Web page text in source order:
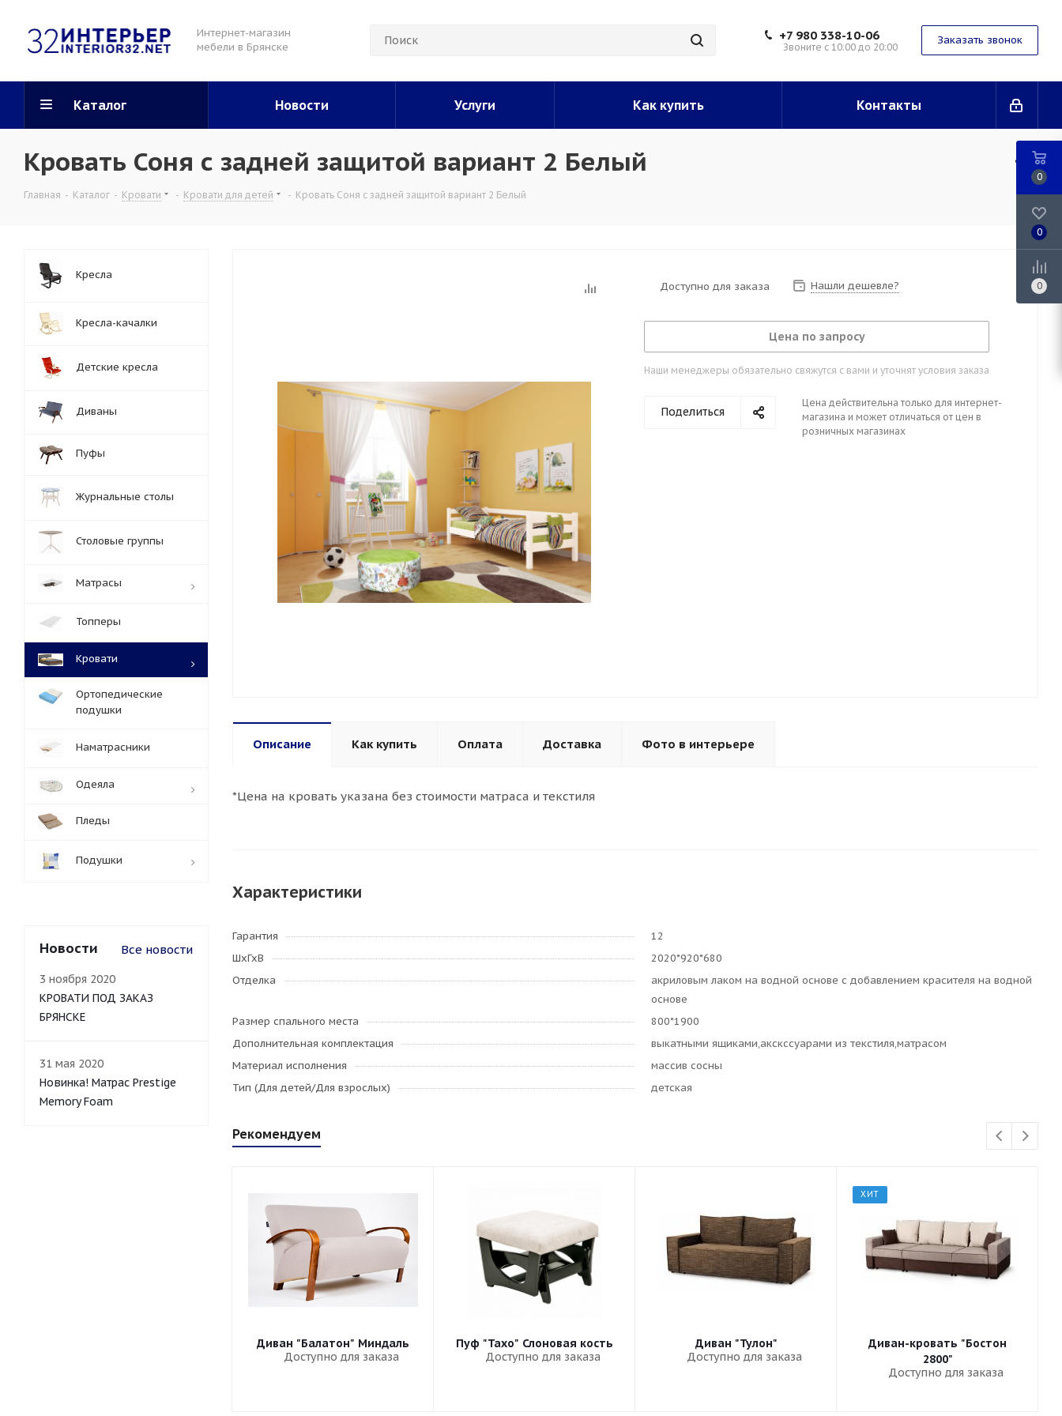
Интернет-магазин
мебели в Брянске
+7 980 338-10-06
Звоните с 10:00 до 20:00
Заказать звонок
Каталог Новости Услуги Как купить Контакты
Кровать Соня с задней защитой вариант 2 Белый
Главная - Каталог - Кровати - Кровати для детей - Кровать Соня с задней защитой вариант 2 Белый
Доступно для заказа Нашли дешевле?
Цена по запросу
Наши менеджеры обязательно свяжутся с вами и уточнят условия заказа
Поделиться
Цена действительна только для интернет-
магазина и может отличаться от цен в
розничных магазинах
Описание Как купить Оплата Доставка Фото в интерьере
*Цена на кровать указана без стоимости матраса и текстиля
Характеристики
Гарантия
12
ШхГхВ
2020*920*680
Отделка
акриловым лаком на водной основе с добавлением красителя на водной
основе
Размер спального места
800*1900
Дополнительная комплектация
выкатными ящиками,акскссуарами из текстиля,матрасом
Материал исполнения
массив сосны
Тип (Для детей/Для взрослых)
детская
Рекомендуем
Диван "Балатон" Миндаль
Доступно для заказа
Пуф "Тахо" Слоновая кость
Доступно для заказа
Диван "Тулон"
Доступно для заказа
ХИТ
Диван-кровать "Бостон
2800"
Доступно для заказа
Кресла
Кресла-качалки
Детские кресла
Диваны
Пуфы
Журнальные столы
Столовые группы
Матрасы
Топперы
Кровати
Ортопедические
подушки
Наматрасники
Одеяла
Пледы
Подушки
Новости Все новости
3 ноября 2020
КРОВАТИ ПОД ЗАКАЗ
БРЯНСКЕ
31 мая 2020
Новинка! Матрас Prestige
Memory Foam
0
0
0